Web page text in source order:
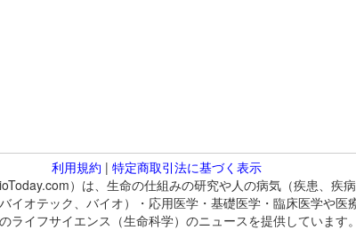
利用規約 | 特定商取引法に基づく表示
）は、生命の仕組みの研究や人の病気（疾患、疾
イオテック、バイオ）・応用医学・基礎医学・臨床医学や
ライフサイエンス（生命科学）のニュースを提供しています